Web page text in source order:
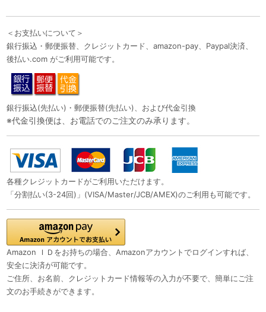
＜お支払いについて＞
銀行振込・郵便振替、クレジットカード、amazon-pay、Paypal決済、
後払い.com がご利用可能です。
銀行振込(先払い)・郵便振替(先払い)、および代金引換
※代金引換便は、お電話でのご注文のみ承ります。
各種クレジットカードがご利用いただけます。
「分割払い(3-24回)」(VISA/Master/JCB/AMEX)のご利用も可能です。
Amazon ＩＤをお持ちの場合、Amazonアカウントでログインすれば、
安全に決済が可能です。
ご住所、お名前、クレジットカード情報等の入力が不要で、簡単にご注
文のお手続きができます。